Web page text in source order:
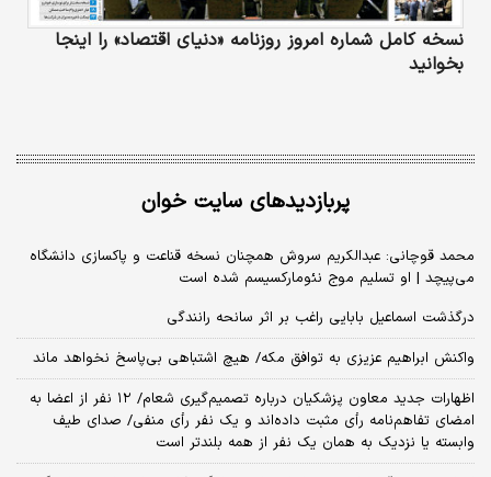
نسخه کامل شماره امروز روزنامه «دنیای‌ اقتصاد» را اینجا
بخوانید
پربازدیدهای سایت خوان
محمد قوچانی: عبدالکریم سروش همچنان نسخه قناعت و پاکسازی دانشگاه
می‌پیچد | او تسلیم موج نئومارکسیسم شده است
درگذشت اسماعیل بابایی راغب بر اثر سانحه رانندگی
واکنش ابراهیم عزیزی به توافق مکه/ هیچ اشتباهی بی‌پاسخ نخواهد ماند
اظهارات جدید معاون پزشکیان درباره تصمیم‌گیری شعام/ ۱۲ نفر از اعضا به
امضای تفاهم‌نامه رأی مثبت داده‌اند و یک نفر رأی منفی/ صدای طیف
وابسته یا نزدیک به همان یک نفر از همه بلندتر است